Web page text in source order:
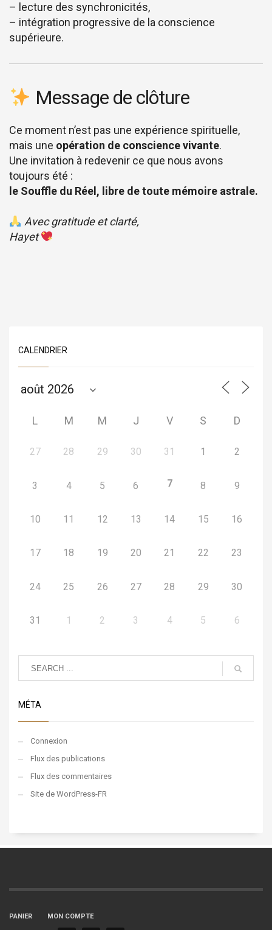
– lecture des synchronicités,
– intégration progressive de la conscience
supérieure.
Message de clôture
Ce moment n’est pas une expérience spirituelle,
mais une opération de conscience vivante.
Une invitation à redevenir ce que nous avons
toujours été :
le Souffle du Réel, libre de toute mémoire astrale.
Avec gratitude et clarté,
Hayet
CALENDRIER
L M M J V S D
27 28 29 30 31 1 2
3 4 5 6 7 8 9
10 11 12 13 14 15 16
17 18 19 20 21 22 23
24 25 26 27 28 29 30
31 1 2 3 4 5 6
MÉTA
Connexion
Flux des publications
Flux des commentaires
Site de WordPress-FR
PANIER MON COMPTE